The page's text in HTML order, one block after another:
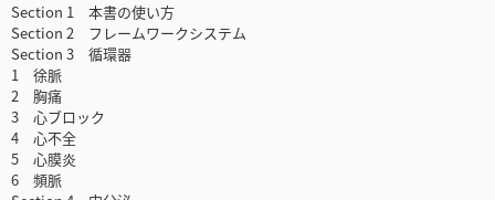
Section 1 本書の使い方
Section 2 フレームワークシステム
Section 3 循環器
1 徐脈
2 胸痛
3 心ブロック
4 心不全
5 心膜炎
6 頻脈